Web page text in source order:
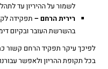
לשמור על ההיריון עד
רירית הרחם – תפקידה
בהשרשת העובר ובקיום
לפיכך עיקר תפקיד הרחם קשור
בכל תקופת ההריון ולאפשר